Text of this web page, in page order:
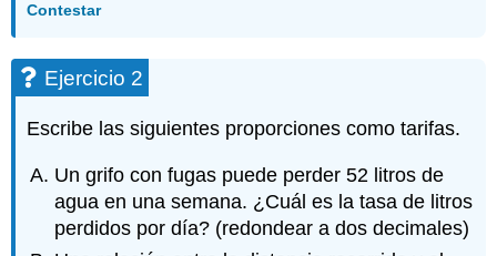
Contestar
Ejercicio 2
Escribe las siguientes proporciones como tarifas.
Un grifo con fugas puede perder 52 litros de
agua en una semana. ¿Cuál es la tasa de litros
perdidos por día? (redondear a dos decimales)